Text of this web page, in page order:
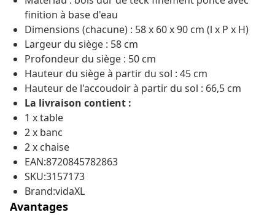
finition à base d'eau
Dimensions (chacune) : 58 x 60 x 90 cm (l x P x H)
Largeur du siège : 58 cm
Profondeur du siège : 50 cm
Hauteur du siège à partir du sol : 45 cm
Hauteur de l'accoudoir à partir du sol : 66,5 cm
La livraison contient :
1 x table
2 x banc
2 x chaise
EAN:8720845782863
SKU:3157173
Brand:vidaXL
Avantages